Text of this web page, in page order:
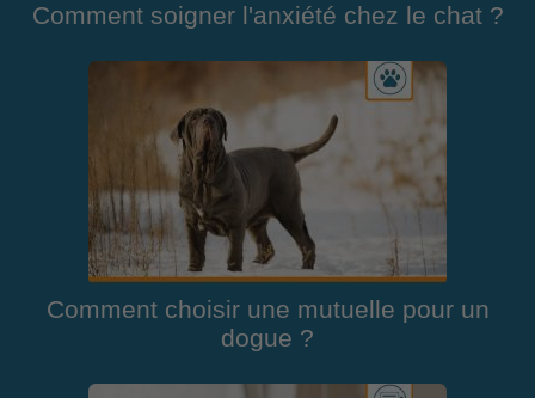
Comment soigner l'anxiété chez le chat ?
Comment choisir une mutuelle pour un
dogue ?